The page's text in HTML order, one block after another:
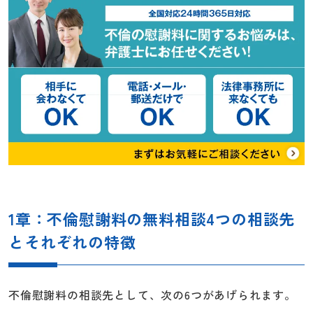
1章：不倫慰謝料の無料相談4つの相談先
とそれぞれの特徴
不倫慰謝料の相談先として、次の6つがあげられます。